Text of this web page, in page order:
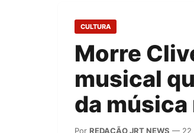
CULTURA
Morre
musical
da
Por REDAÇÃO JRT NEWS — 22